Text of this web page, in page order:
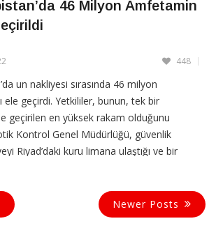
46 Milyon Amfetamin
448
un nakliyesi sırasında 46 milyon
ele geçirdi. Yetkililer, bunun, tek bir
geçirilen en yüksek rakam olduğunu
Kontrol Genel Müdürlüğü, güvenlik
Riyad’daki kuru limana ulaştığı ve bir
Newer Posts